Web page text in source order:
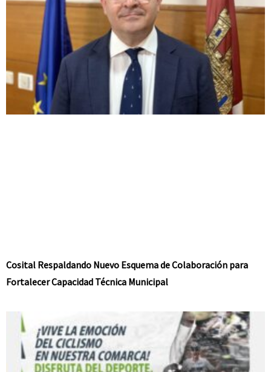
Cosital Respaldando Nuevo Esquema de Colaboración para
Fortalecer Capacidad Técnica Municipal